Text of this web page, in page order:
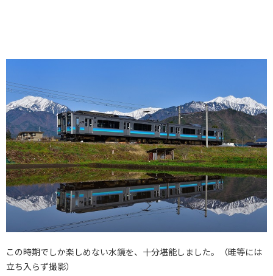
この時期でしか楽しめない水鏡を、十分堪能しました。（畦等には
立ち入らず撮影）